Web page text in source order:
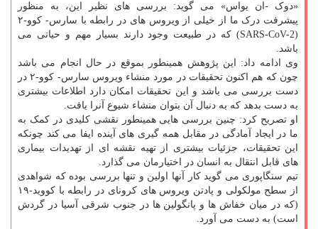
«دوک -ان یواس» می گوید: بررسی های نظیر این، به منظور
پیشرفت درک ما از خیلی از ویروس های در رابطه با سارس- کوو-۲
(SARS-CoV-2) که در طبیعت وجود دارند بسیار مهم و حیاتی می
باشد.
وی ادامه داد: این پژوهش همینطور بموقع در حال انجام می باشد
چون که هم اکنون تحقیقات در مورد منشاء ویروس سارس- کوو-۲ در
دست بررسی می باشد و این تحقیقات امکان دارد اطلاعات بیشتری
به دست بدهد که به دنبال آن بتوان منشاء شیوع آنرا یافت.
او تصریح کرد: چنین بررسی هایی همینطور نقشی کلیدی در کمک به
ما در ایجاد آمادگی در مقابل همه گیری های آینده ایفا می کند چونکه
این تحقیقات، جزئیات بیشتری از تهیه نقشه ای از تهدیدات بیماری
های قابل انتقال به انسان در اختیارمان می گذارد.
تیم سنگاپوری می گوید کار آنها اولین و تنها بررسی بوده که شواهدی
از سطح مولکولی و پادتن ویروس های کرونای در رابطه با کووید-۱۹
(که در میان خفاش ها و پانگولین ها در جنوب شرقی آسیا در گردش
است) به دست می آورد.